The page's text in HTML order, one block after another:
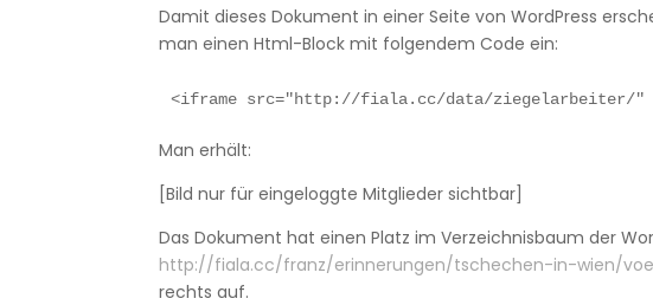
Damit dieses Dokument in einer Seite von WordPress
man einen Html-Block mit folgendem Code ein:
<iframe src="http://fiala.cc/data/ziegelarbeiter/"
Man erhält:
[Bild nur für eingeloggte Mitglieder sichtbar]
Das Dokument hat einen Platz im Verzeichnisbaum der
http://fiala.cc/franz/erinnerungen/tschechen-in-wien/
rechts auf.